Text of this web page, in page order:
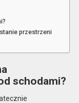
przestrzeni
schodami?